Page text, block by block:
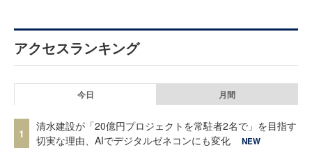
アクセスランキング
今日 月間
1
清水建設が「20億円プロジェクトを常駐者2名で」を目指す
切実な理由、AIでデジタルゼネコンにも変化
NEW